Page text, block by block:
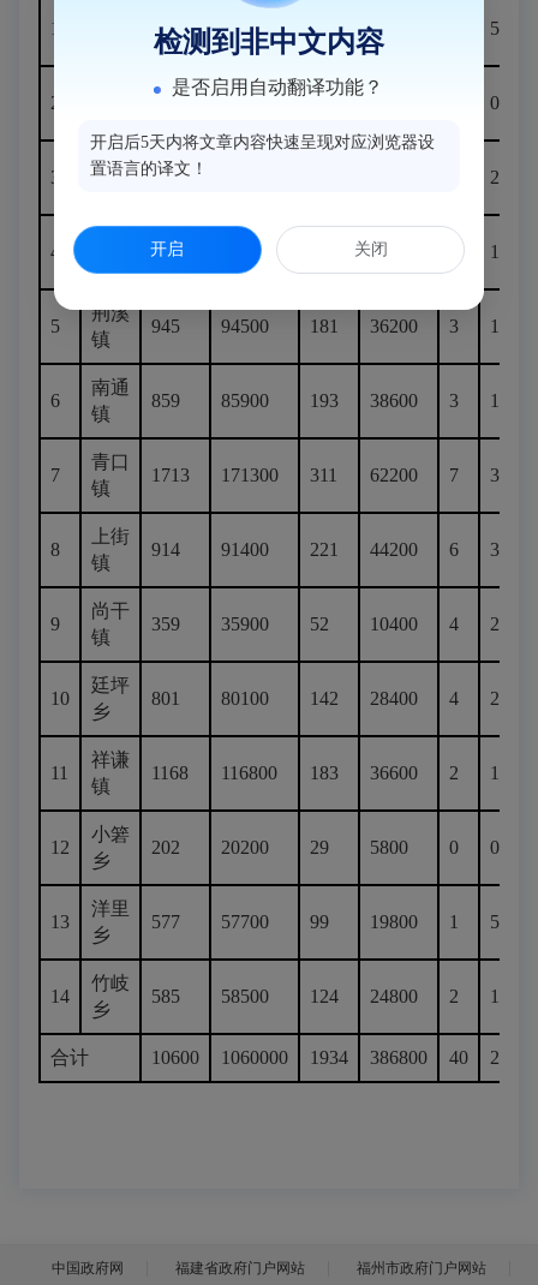
1 624 62400 107 21400 500
2 652 65200 105 0
3
甘蔗
553 2000
4 648 64800 14400 1500
5
荆溪
镇
945 94500 181 36200 3 1500
6
南通
镇
859 85900 193 38600 3 1500
7
青口
镇
1713 171300 311 62200 7 3500
8
上街
镇
914 91400 221 44200 6 3000
9
尚干
镇
359 35900 52 10400 4 2000
10
廷坪
乡
801 80100 142 28400 4 2000
11
祥谦
镇
1168 116800 183 36600 2 1000
12
小箬
乡
202 20200 29 5800 0 0
13
洋里
乡
577 57700 99 19800 1 500
14
竹岐
乡
585 58500 124 24800 2 1000
合计 10600 1060000 1934 386800 40 20000
中国政府网 福建省政府门户网站 福州市政府门户网站
检测到非中文内容
是否启用自动翻译功能？
开启后5天内将文章内容快速呈现对应浏览器设
置语言的译文！
开启 关闭